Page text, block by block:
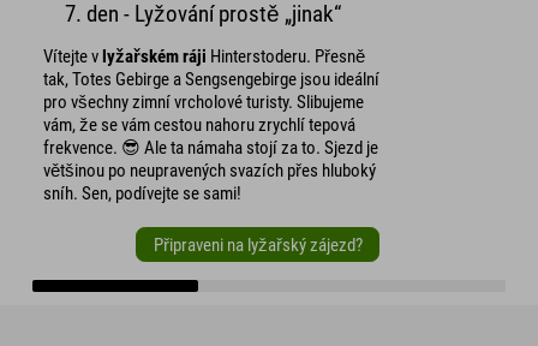
7. den - Lyžování prostě „jinak“
Vítejte vlyžařském ráji Hinterstoderu. Přesně
tak, Totes Gebirge a Sengsengebirge jsou ideální
pro všechny zimní vrcholové turisty. Slibujeme
vám, že se vám cestou nahoru zrychlí tepová
frekvence. 😎 Ale ta námaha stojí za to. Sjezd je
většinou po neupravených svazích přes hluboký
sníh. Sen, podívejte se sami!
Připraveni na lyžařský zájezd?